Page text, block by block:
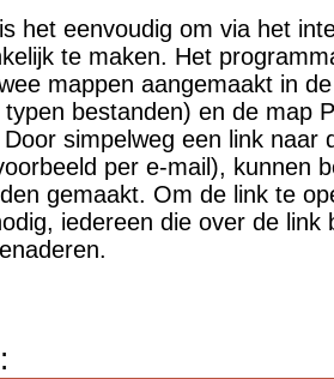
het eenvoudig om via het
te maken. Het
mappen aangemaakt in
bestanden) en de map
simpelweg een link naar
per e-mail), kunnen
gemaakt. Om de link te
iedereen die over de link